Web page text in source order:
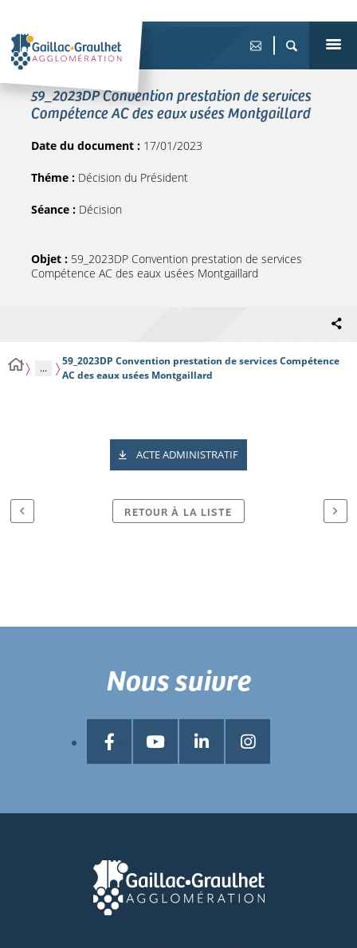
59_2023DP Convention prestation de services
Compétence AC des eaux usées Montgaillard
Date du document : 17/01/2023
Théme : Décision du Président
Séance : Décision
Objet : 59_2023DP Convention prestation de services
Compétence AC des eaux usées Montgaillard
...
59_2023DP Convention prestation de services Compétence
AC des eaux usées Montgaillard
ACTE ADMINISTRATIF
RETOUR À LA LISTE
Nous suivre